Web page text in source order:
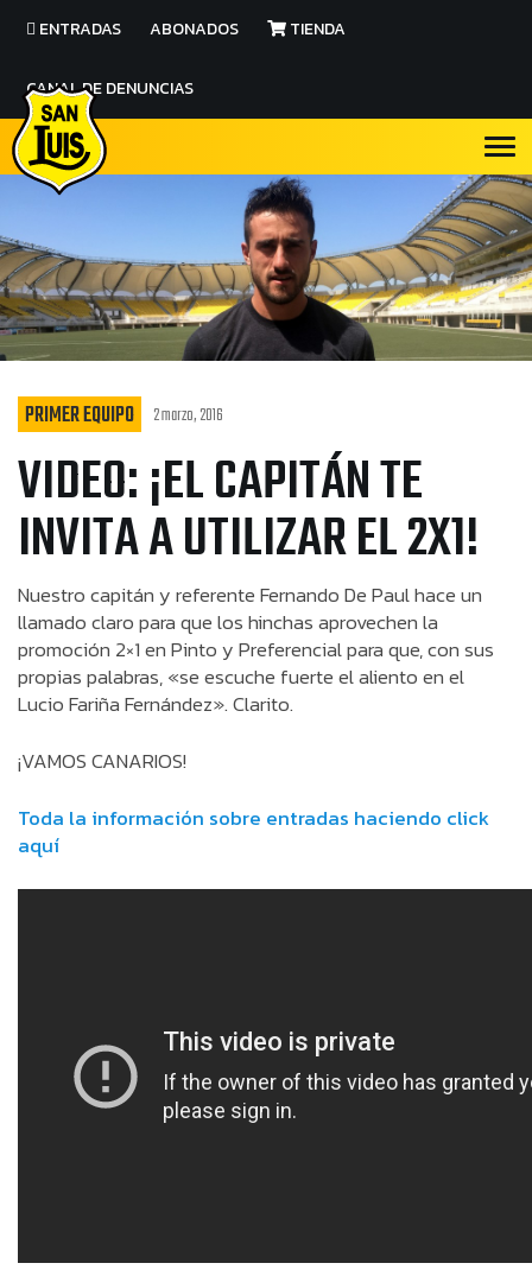
ENTRADAS ABONADOS TIENDA
CANAL DE DENUNCIAS
PRIMER EQUIPO 2 marzo, 2016
VIDEO: ¡EL CAPITÁN TE
INVITA A UTILIZAR EL 2X1!
Nuestro capitán y referente Fernando De Paul hace un
llamado claro para que los hinchas aprovechen la
promoción 2×1 en Pinto y Preferencial para que, con sus
propias palabras, «se escuche fuerte el aliento en el
Lucio Fariña Fernández». Clarito.
¡VAMOS CANARIOS!
Toda la información sobre entradas haciendo click
aquí